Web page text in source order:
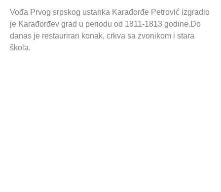
Vođa Prvog srpskog ustanka Karađorđe Petrović izgradio
je Karađorđev grad u periodu od 1811-1813 godine.Do
danas je restauriran konak, crkva sa zvonikom i stara
škola.